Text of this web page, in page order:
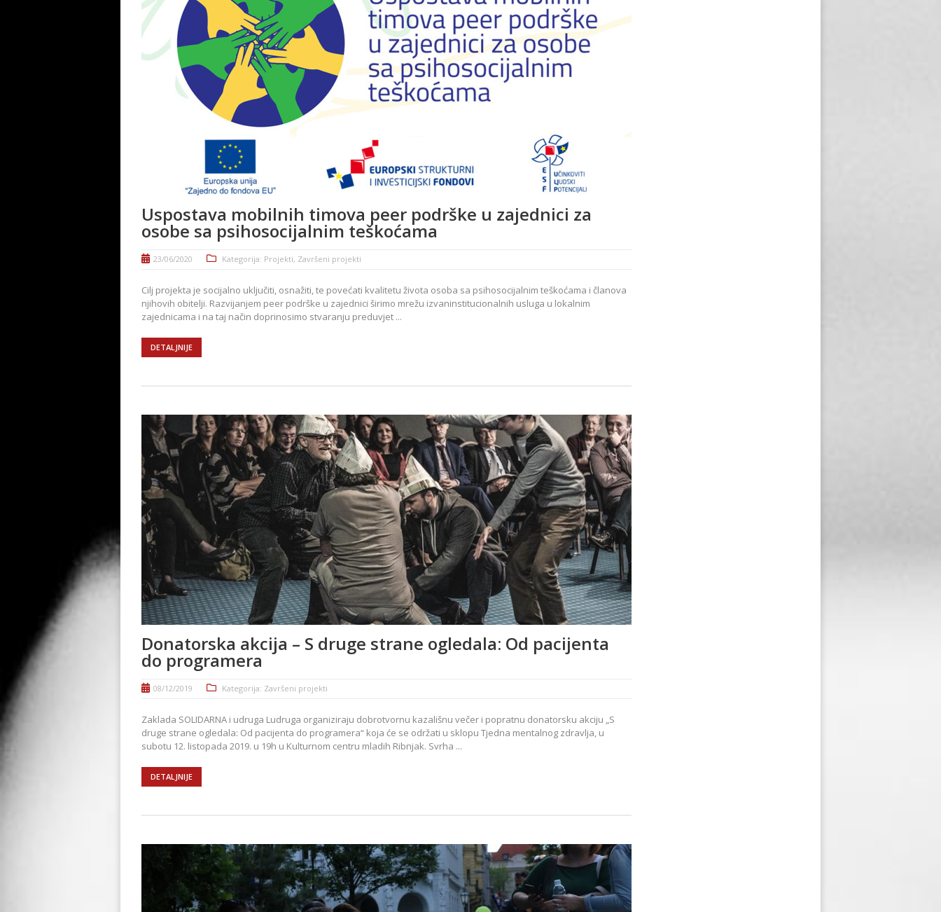
Uspostava mobilnih timova peer podrške u zajednici za
osobe sa psihosocijalnim teškoćama
23/06/2020 Kategorija: Projekti, Završeni projekti
Cilj projekta je socijalno uključiti, osnažiti, te povećati kvalitetu života osoba sa psihosocijalnim teškoćama i članova
njihovih obitelji. Razvijanjem peer podrške u zajednici širimo mrežu izvaninstitucionalnih usluga u lokalnim
zajednicama i na taj način doprinosimo stvaranju preduvjet ...
DETALJNIJE
Donatorska akcija – S druge strane ogledala: Od pacijenta
do programera
08/12/2019 Kategorija: Završeni projekti
Zaklada SOLIDARNA i udruga Ludruga organiziraju dobrotvornu kazališnu večer i popratnu donatorsku akciju „S
druge strane ogledala: Od pacijenta do programera“ koja će se održati u sklopu Tjedna mentalnog zdravlja, u
subotu 12. listopada 2019. u 19h u Kulturnom centru mladih Ribnjak. Svrha ...
DETALJNIJE